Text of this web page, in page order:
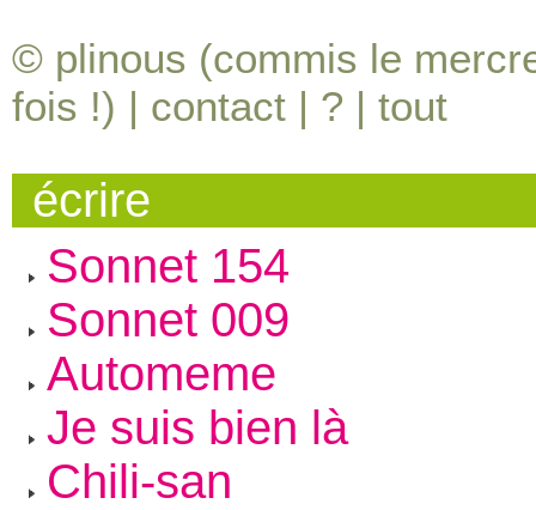
© plinous (commis le
fois !) | contact | ? | tout
écrire
Sonnet 154
Sonnet 009
Automeme
Je suis bien là
Chili-san